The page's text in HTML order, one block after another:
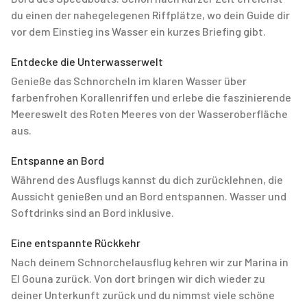
du einen der nahegelegenen Riffplätze, wo dein Guide dir
vor dem Einstieg ins Wasser ein kurzes Briefing gibt.
Entdecke die Unterwasserwelt
Genieße das Schnorcheln im klaren Wasser über
farbenfrohen Korallenriffen und erlebe die faszinierende
Meereswelt des Roten Meeres von der Wasseroberfläche
aus.
Entspanne an Bord
Während des Ausflugs kannst du dich zurücklehnen, die
Aussicht genießen und an Bord entspannen. Wasser und
Softdrinks sind an Bord inklusive.
Eine entspannte Rückkehr
Nach deinem Schnorchelausflug kehren wir zur Marina in
El Gouna zurück. Von dort bringen wir dich wieder zu
deiner Unterkunft zurück und du nimmst viele schöne